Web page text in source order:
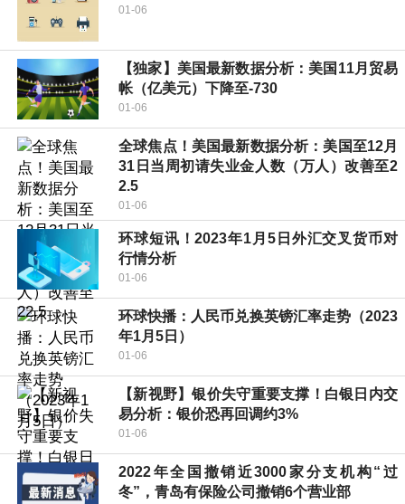
01-06
【独家】美国最新数据分析：美国11月贸易
帐（亿美元）下降至-730
01-06
全球焦点！美国最新数据分析：美国至12月
31日当周初请失业金人数（万人）改善至2
2.5
01-06
环球短讯！2023年1月5日外汇交叉货币对
行情分析
01-06
环球快播：人民币兑换英镑汇率走势（2023
年1月5日）
01-06
【新视野】银价失守重要支撑！白银日内交
易分析：银价恐再回调约3%
01-06
2022年全国撤销近3000家分支机构“过
冬”，青岛有保险公司撤销6个营业部